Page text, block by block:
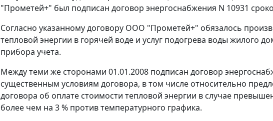
"Прометей+" был подписан договор энергоснабжения N 10931
Согласно указанному договору ООО "Прометей+" обязалось
тепловой энергии в горячей воде и услуг подогрева воды жилого
прибора учета.
Между теми же сторонами 01.01.2008 подписан договор
существенным условиям договора, в том числе относительно
договора об оплате стоимости тепловой энергии в случае
более чем на 3 % против температурного графика.